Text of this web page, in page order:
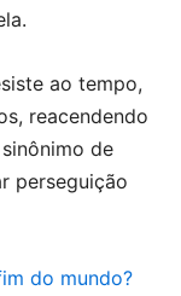
ao tempo,
reacendendo
de
perseguição
do mundo?